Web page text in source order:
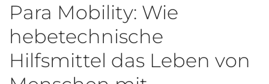
Para Mobility: Wie
hebetechnische
Hilfsmittel das Leben von